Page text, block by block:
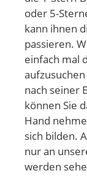
oder 5-
kann ihnen
passieren.
einfach mal
nach seiner
können Sie
Hand
sich bilden.
nur an
werden